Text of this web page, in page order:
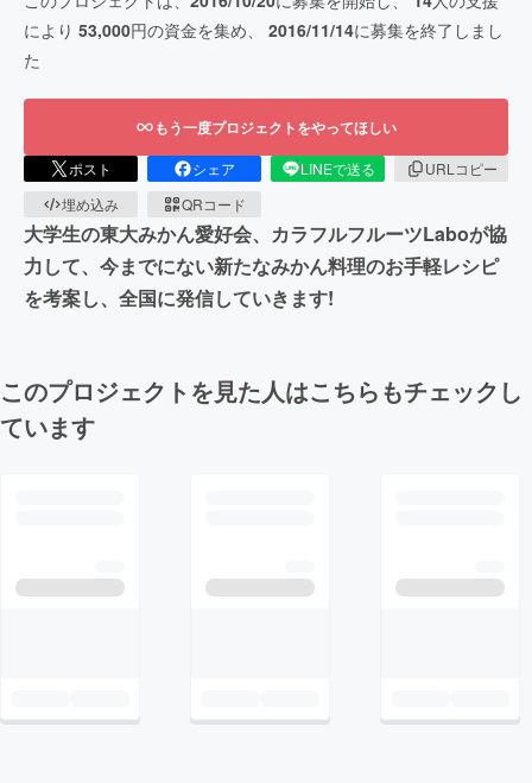
により 53,000円の資金を集め、 2016/11/14に募集を終了しまし
た
もう一度プロジェクトをやってほしい
ポスト シェア LINEで送る
URLコピー
埋め込み
QRコード
大学生の東大みかん愛好会、カラフルフルーツLaboが協
力して、今までにない新たなみかん料理のお手軽レシピ
を考案し、全国に発信していきます!
このプロジェクトを見た人はこちらもチェックし
ています